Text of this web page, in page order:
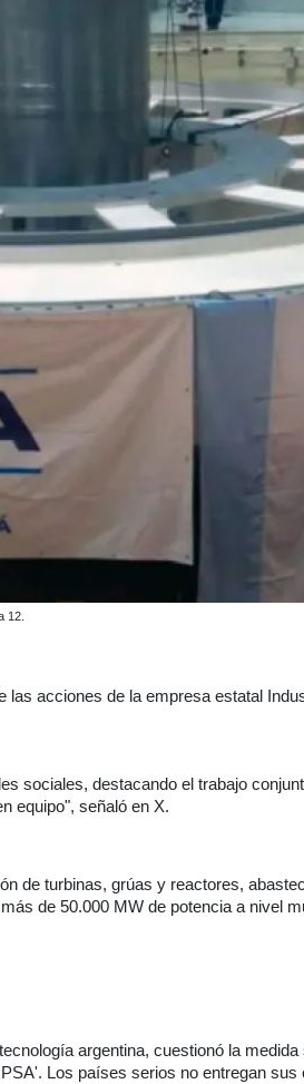
12.
las acciones de la empresa estatal
sociales, destacando el trabajo
equipo", señaló en X.
de turbinas, grúas y reactores,
de 50.000 MW de potencia a nivel
argentina, cuestionó la
Los países serios no entregan